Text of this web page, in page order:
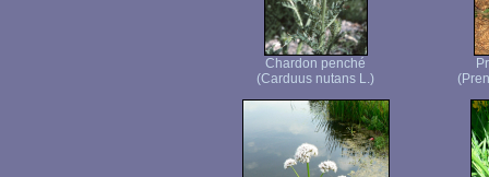
Chardon penché
(Carduus nutans L.)